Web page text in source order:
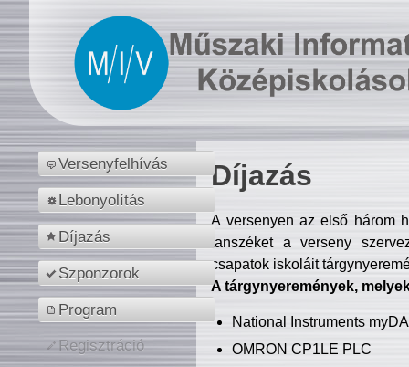
Versenyfelhívás
Lebonyolítás
Díjazás
Szponzorok
Program
Regisztráció
Díjazás
A versenyen az első három
tanszéket a verseny
csapatok iskoláit
A tárgynyeremények,
National Instruments
OMRON CP1LE PLC